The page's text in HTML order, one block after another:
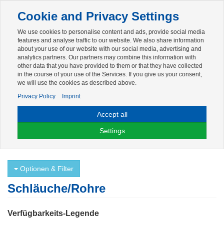
Zur mobilen Kompaktversion (Login erforderlich)
Toggle
navigation
Für weitere Artikelinformationen melden Sie sich bitte am System an.
Zur Anmeldung
Bestellungen für Privatkunden erfolgen ausschließlich per E-Mail an:
webshop@luechau.de
Optionen & Filter
Schläuche/Rohre
Verfügbarkeits-Legende
Cookie and Privacy Settings
We use cookies to personalise content and ads, provide social media
features and analyse traffic to our website. We also share information
about your use of our website with our social media, advertising and
analytics partners. Our partners may combine this information with
other data that you have provided to them or that they have collected
in the course of your use of the Services. If you give us your consent,
we will use the cookies as described above.
Privacy Policy
Imprint
Accept all
Settings